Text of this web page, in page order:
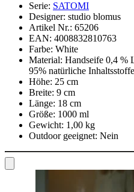
Serie: SATOMI
Designer: studio blomus
Artikel Nr.: 65206
EAN: 4008832810763
Farbe: White
Material: Handseife 0,4 %
95% natürliche Inhaltsstoffe
Höhe: 25 cm
Breite: 9 cm
Länge: 18 cm
Größe: 1000 ml
Gewicht: 1,00 kg
Outdoor geeignet: Nein